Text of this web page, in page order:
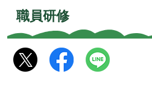
職員研修